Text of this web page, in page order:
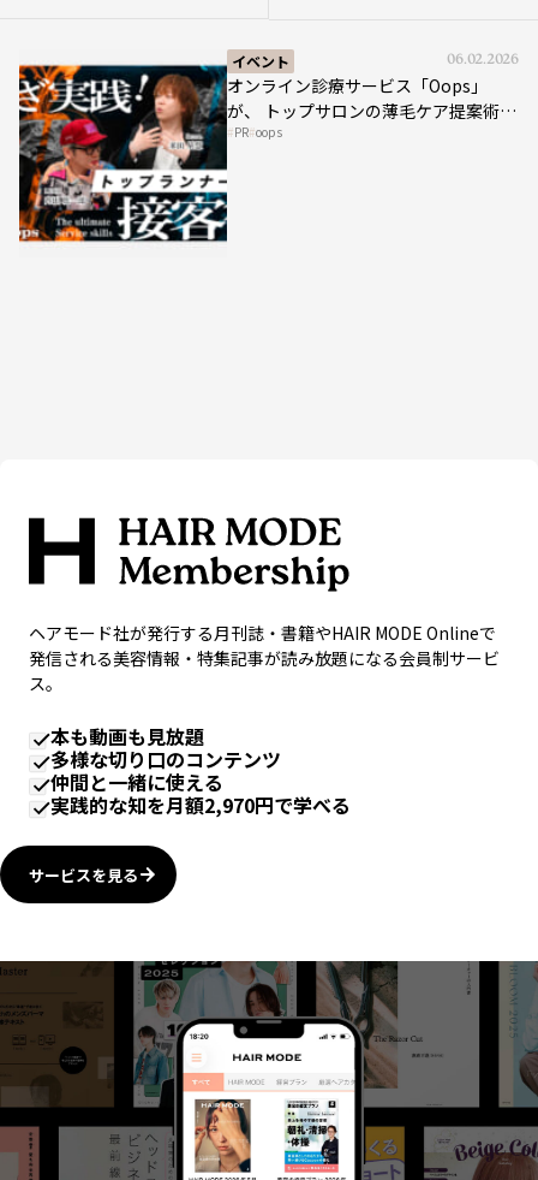
イベント 06.02.2026
オンライン診療サービス「Oops」
が、 トップサロンの薄毛ケア提案術を
HAIRCAMPで公開！
PR oops
ヘアモード社が発行する月刊誌・書籍やHAIR MODE Onlineで
発信される美容情報・特集記事が読み放題になる会員制サービ
ス。
本も動画も見放題
多様な切り口のコンテンツ
仲間と一緒に使える
実践的な知を月額2,970円で学べる
サービスを見る